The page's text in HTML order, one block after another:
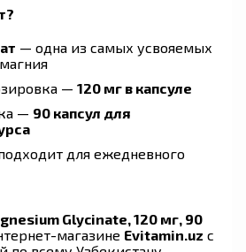
— одна из самых усвояемых
— 120 мг в капсуле
— 90 капсул для
для ежедневного
Glycinate, 120 мг, 90
магазине Evitamin.uz с